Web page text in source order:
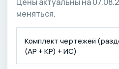
меняться.
КОМПЛЕКТАЦИЯ
ЦЕНА (₽)
Комплект чертежей
(АР + КР) + ИС)